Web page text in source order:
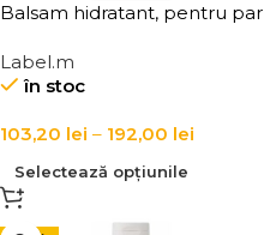
Balsam hidratant, pentru par
de Manuka si ovaz, Label.m
Honey & Oat Moisturising
Label.m
în stoc
103,20 lei – 192,00 lei
Selectează opțiunile